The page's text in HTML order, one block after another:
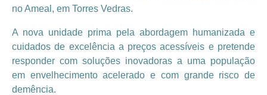
no Ameal, em Torres Vedras.
A nova unidade prima pela abordagem humanizada e
cuidados de excelência a preços acessíveis e pretende
responder com soluções inovadoras a uma população
em envelhecimento acelerado e com grande risco de
demência.